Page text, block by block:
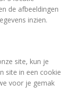
de afbeeldingen
inzien.
site, kun je
site in een cookie
voor je gemak